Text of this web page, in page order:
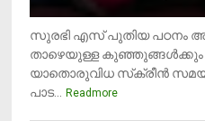
സുരഭി എസ് പുതിയ പഠനം
താഴെയുള്ള കുഞ്ഞുങ്ങള്‍ക്കും
യാതൊരുവിധ സ്‌ക്രീന്‍
പാട...
Readmore